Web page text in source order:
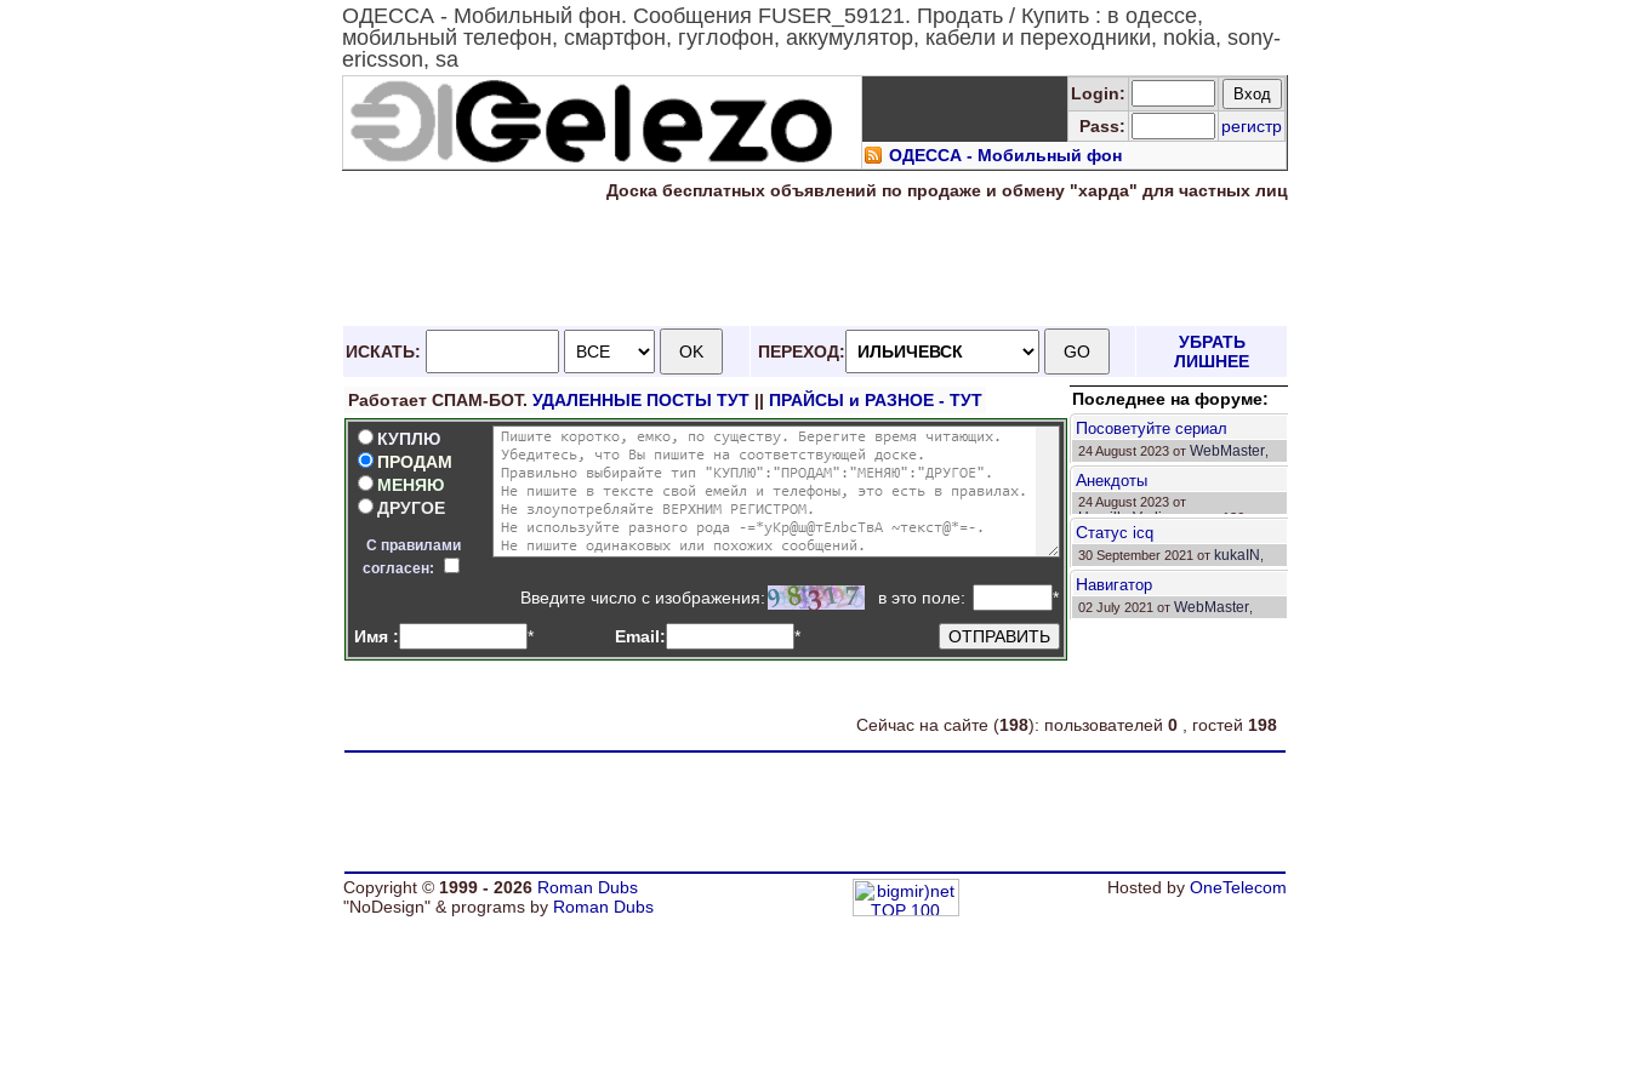
ОДЕССА - Мобильный фон. Сообщения FUSER_59121. Продать / Купить : в одессе,
мобильный телефон, смартфон, гуглофон, аккумулятор, кабели и переходники, nokia, sony-
ericsson, sa
Login:
Pass:
регистр
ОДЕССА - Мобильный фон
Доска бесплатных объявлений по продаже и обмену "харда" для частных лиц
ИСКАТЬ: ПЕРЕХОД:
УБРАТЬ
ЛИШНЕЕ
Работает СПАМ-БОТ. УДАЛЕННЫЕ ПОСТЫ ТУТ || ПРАЙСЫ и РАЗНОЕ - ТУТ
КУПЛЮ
ПРОДАМ
МЕНЯЮ
ДРУГОЕ
С правилами
согласен:
Введите число с изображения: в это поле:
*
Имя :
* Email: *
Последнее на форуме:
Посоветуйте сериал
24 August 2023 от WebMaster
ответ: 36.
Анекдоты
24 August 2023 от
HavrilkoVadim, ответ: 136.
Статус icq
30 September 2021 от kukaIN
ответ: 7.
Навигатор
02 July 2021 от WebMaster
ответ: 4.
Сейчас на сайте (198): пользователей 0 , гостей 198
Copyright © 1999 - 2026 Roman Dubs
"NoDesign" & programs by Roman Dubs
Hosted by OneTelecom